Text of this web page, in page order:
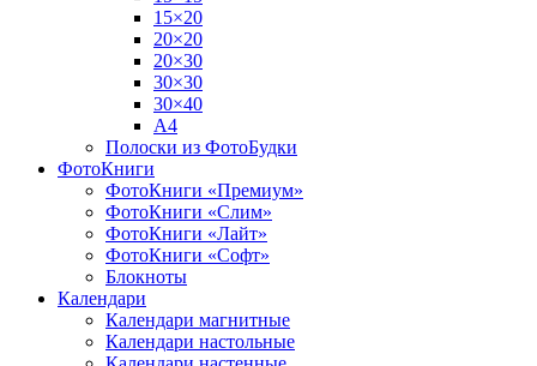
15×20
20×20
20×30
30×30
30×40
A4
Полоски из ФотоБудки
ФотоКниги
ФотоКниги «Премиум»
ФотоКниги «Слим»
ФотоКниги «Лайт»
ФотоКниги «Софт»
Блокноты
Календари
Календари магнитные
Календари настольные